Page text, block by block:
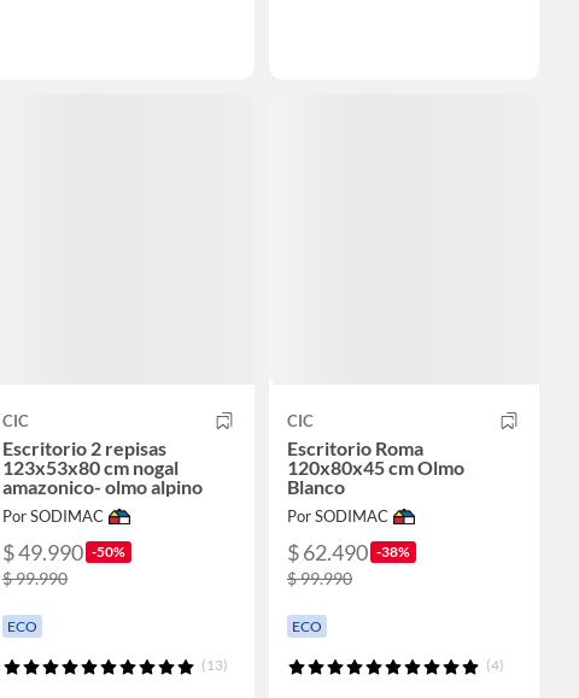
CIC
Escritorio 2 repisas
123x53x80 cm nogal
amazonico- olmo alpino
Por SODIMAC
$ 49.990 -50%
$ 99.990
ECO
(13)
CIC
Escritorio Roma
120x80x45 cm Olmo
Blanco
Por SODIMAC
$ 62.490 -38%
$ 99.990
ECO
(4)